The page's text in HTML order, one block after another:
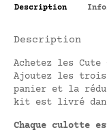
Description
Description
Achetez les
Ajoutez les
panier et la
kit est livré dans
Chaque culotte